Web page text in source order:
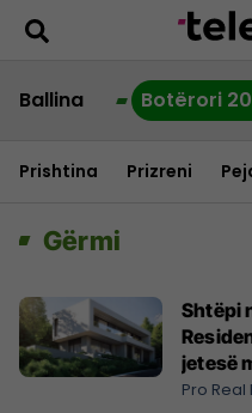
Ballina Botërori
Prishtina Prizreni
Gërmi
Shtëpi
jetesë
Pro Real